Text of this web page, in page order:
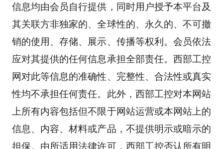
信息均由会员自行提供，同时用户授予本平台及
其关联方非独家的、全球性的、永久的、不可撤
销的使用、存储、展示、传播等权利。会员依法
应对其提供的任何信息承担全部责任。西部工控
网对此等信息的准确性、完整性、合法性或真实
性均不承担任何责任。此外，西部工控对本网站
上所有内容包括但不限于网站运营或本网站上的
信息、内容、材料或产品，不提供明示或暗示的
担保。由所适用法律许可，西部工控否认所有明